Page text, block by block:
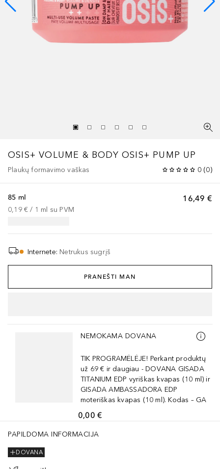
OSIS+ VOLUME & BODY OSIS+ PUMP UP
Plaukų formavimo vaškas 0 (0)
16,49 €
85 ml
0,19 € / 1 ml su PVM
Internete: Netrukus sugrįš
PRANEŠTI MAN
Praleisti slankiklį
NEMOKAMA DOVANA
TIK PROGRAMĖLĖJE! Perkant produktų
už 69 € ir daugiau - DOVANA GISADA
TITANIUM EDP vyriškas kvapas (10 ml) ir
GISADA AMBASSADORA EDP
moteriškas kvapas (10 ml). Kodas – GA
0,00 €
PAPILDOMA INFORMACIJA
DOVANA